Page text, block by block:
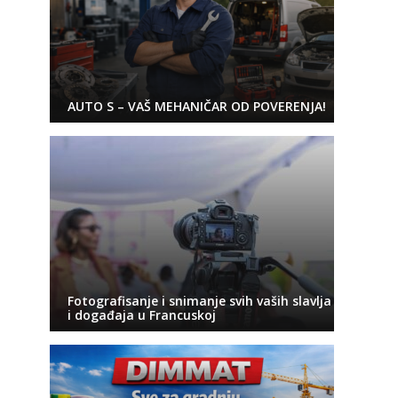
AUTO S – VAŠ MEHANIČAR OD POVERENJA!
Fotografisanje i snimanje svih vaših slavlja
i događaja u Francuskoj